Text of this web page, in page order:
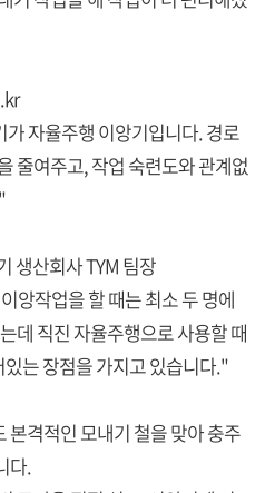
자율주행 이앙기입니다. 경로
줄여주고, 작업 숙련도와 관계없
생산회사 TYM 팀장
앙작업을 할 때는 최소 두 명에
데 직진 자율주행으로 사용할 때
는 장점을 가지고 있습니다."
격적인 모내기 철을 맞아 충주
다.